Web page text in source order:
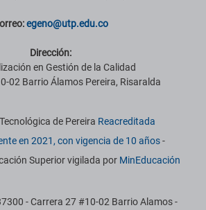
egeno@utp.edu.co
Dirección:
en Gestión de la Calidad
02 Barrio Álamos Pereira, Risaralda
de Pereira Reacreditada
en 2021, con vigencia de 10 años-
Superior vigilada por MinEducación
- Carrera 27 #10-02 Barrio Alamos -